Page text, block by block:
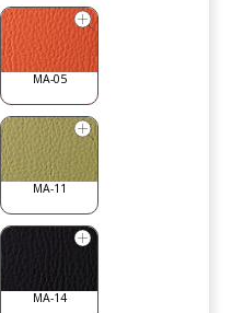
MA-05
MA-11
MA-14